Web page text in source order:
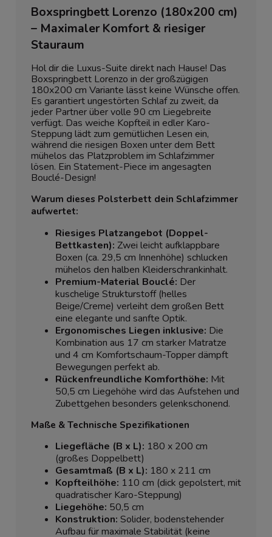
Boxspringbett Lorenzo (180x200 cm)
– Maximaler Komfort & riesiger
Stauraum
Hol dir die Luxus-Suite direkt nach Hause! Das
Boxspringbett Lorenzo in der großzügigen
180x200 cm Variante lässt keine Wünsche offen.
Es garantiert ungestörten Schlaf zu zweit, da
jeder Partner über volle 90 cm Liegebreite
verfügt. Das weiche Kopfteil in edler Karo-
Steppung lädt zum gemütlichen Lesen ein,
während die riesigen Boxen unter dem Bett
mühelos das Platzproblem im Schlafzimmer
lösen. Ein Statement-Piece im angesagten
Bouclé-Design!
Warum dieses Polsterbett dein Schlafzimmer
aufwertet:
Riesiges Platzangebot (Doppel-
Bettkasten): Zwei leicht aufklappbare
Boxen (ca. 29,5 cm Innenhöhe) schlucken
mühelos den halben Kleiderschrankinhalt.
Premium-Material Bouclé: Der
kuschelige Strukturstoff (helles
Beige/Creme) verleiht dem großen Bett
eine elegante und sanfte Optik.
Ergonomisches Liegen inklusive: Die
Kombination aus 17 cm starker Matratze
und 4 cm Komfortschaum-Topper dämpft
Bewegungen perfekt ab.
Rückenfreundliche Komforthöhe: Mit
50,5 cm Liegehöhe wird das Aufstehen und
Zubettgehen besonders gelenkschonend.
Maße & Technische Spezifikationen
Liegefläche (B x L): 180 x 200 cm
(großes Doppelbett)
Gesamtmaß (B x L): 180 x 211 cm
Kopfteilhöhe: 110 cm (dick gepolstert, mit
quadratischer Karo-Steppung)
Liegehöhe: 50,5 cm
Konstruktion: Solider, bodenstehender
Aufbau für maximale Stabilität (keine